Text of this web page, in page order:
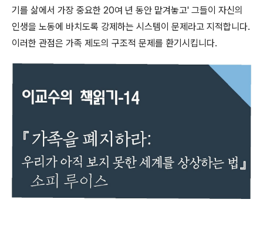
기를 삶에서 가장 중요한 20여 년 동안 맡겨놓고' 그들이 자신의
인생을 노동에 바치도록 강제하는 시스템이 문제라고 지적합니다.
이러한 관점은 가족 제도의 구조적 문제를 환기시킵니다.